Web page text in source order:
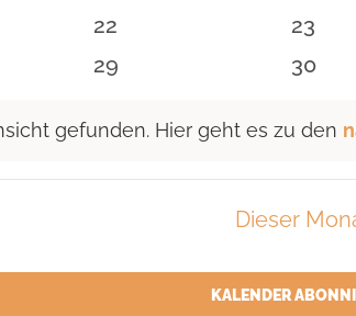
Veranstaltungen
0
Veranstaltungen
22
0
23
0
29
0
30
gefunden. Hier geht es zu den
Dieser
KALENDER